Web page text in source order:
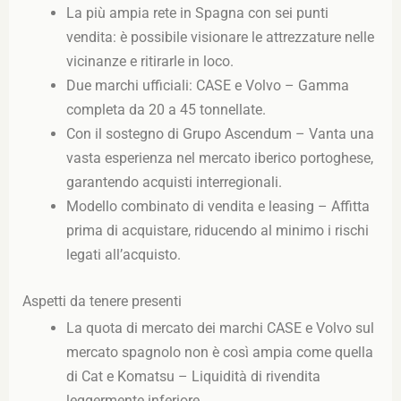
La più ampia rete in Spagna con sei punti
vendita: è possibile visionare le attrezzature nelle
vicinanze e ritirarle in loco.
Due marchi ufficiali: CASE e Volvo – Gamma
completa da 20 a 45 tonnellate.
Con il sostegno di Grupo Ascendum – Vanta una
vasta esperienza nel mercato iberico portoghese,
garantendo acquisti interregionali.
Modello combinato di vendita e leasing – Affitta
prima di acquistare, riducendo al minimo i rischi
legati all’acquisto.
Aspetti da tenere presenti
La quota di mercato dei marchi CASE e Volvo sul
mercato spagnolo non è così ampia come quella
di Cat e Komatsu – Liquidità di rivendita